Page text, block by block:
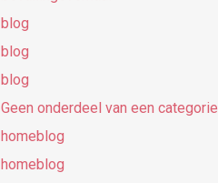
blog
blog
blog
Geen onderdeel van een categorie
homeblog
homeblog